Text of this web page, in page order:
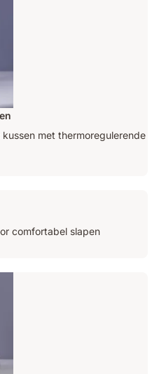
met thermoregulerende
comfortabel slapen